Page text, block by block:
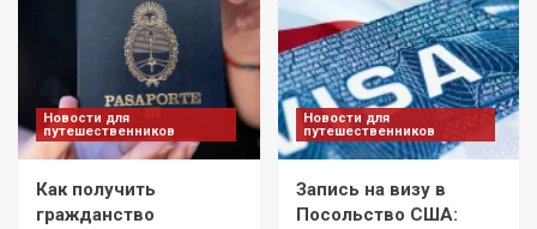
Новости для
путешественников
Как получить
гражданство
Новости для
путешественников
Запись на визу в
Посольство США: